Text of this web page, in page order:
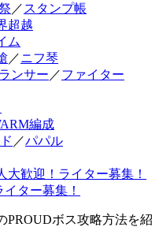
／ スタンプ帳
超越
ム
／ニフ琴
ランサー ／ファイター
編成
／パパル
歓迎！ライター募集！
ター募集！
PROUDボス攻略方法を紹